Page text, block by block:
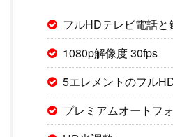
フルHDテレビ電話と
1080p解像度 30fps
5エレメントのフル
プレミアムオートフ